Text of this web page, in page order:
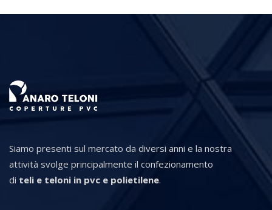
Siamo presenti sul mercato da diversi anni e la nostra
attività svolge principalmente il confezionamento
di teli e teloni in pvc e polietilene.